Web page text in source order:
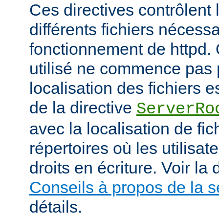
Ces directives contrôlent
différents fichiers
fonctionnement de httpd.
utilisé ne commence pas
localisation des fichiers
de la directive
avec la localisation de
répertoires où les
droits en écriture. Voir la
Conseils à propos de la
détails.